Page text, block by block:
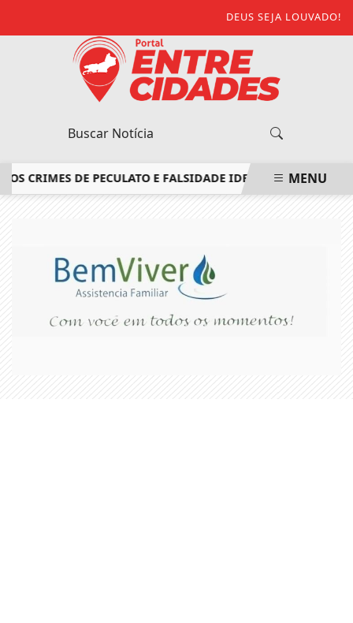
DEUS SEJA LOUVADO!
DE PECULATO E FALSIDADE IDEOLÓGICA BALANÇA
MENU